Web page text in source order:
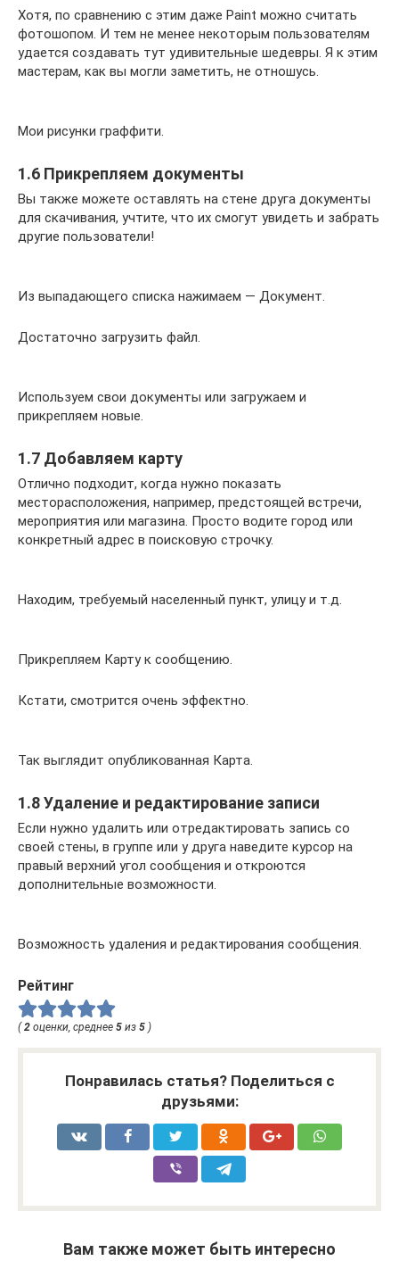
Хотя, по сравнению с этим даже Paint можно считать
фотошопом. И тем не менее некоторым пользователям
удается создавать тут удивительные шедевры. Я к этим
мастерам, как вы могли заметить, не отношусь.
Мои рисунки граффити.
1.6 Прикрепляем документы
Вы также можете оставлять на стене друга документы
для скачивания, учтите, что их смогут увидеть и забрать
другие пользователи!
Из выпадающего списка нажимаем — Документ.
Достаточно загрузить файл.
Используем свои документы или загружаем и
прикрепляем новые.
1.7 Добавляем карту
Отлично подходит, когда нужно показать
месторасположения, например, предстоящей встречи,
мероприятия или магазина. Просто водите город или
конкретный адрес в поисковую строчку.
Находим, требуемый населенный пункт, улицу и т.д.
Прикрепляем Карту к сообщению.
Кстати, смотрится очень эффектно.
Так выглядит опубликованная Карта.
1.8 Удаление и редактирование записи
Если нужно удалить или отредактировать запись со
своей стены, в группе или у друга наведите курсор на
правый верхний угол сообщения и откроются
дополнительные возможности.
Возможность удаления и редактирования сообщения.
Рейтинг
( 2 оценки, среднее 5 из 5 )
Понравилась статья? Поделиться с
друзьями:
Вам также может быть интересно